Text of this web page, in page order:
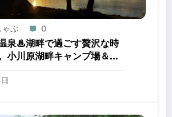
ゃぶ 0
泉♨湖畔で過ごす贅沢な時
小川原湖畔キャンプ場＆三
浴場